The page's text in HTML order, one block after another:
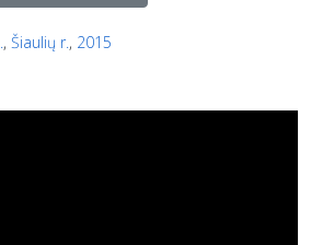
, Šiaulių r., 2015